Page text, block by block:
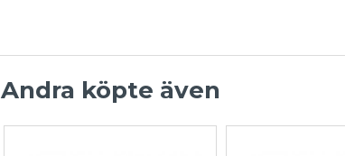
Andra köpte även